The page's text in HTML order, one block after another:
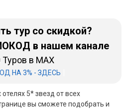
тур со скидкой?
в нашем канале
Туров в MAX
НА 3% - ЗДЕСЬ
5* звезд от всех
вы сможете подобрать и